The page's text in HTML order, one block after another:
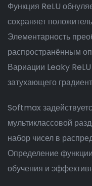
Функция ReLU
сохраняет
Элементарность
распространённым
Вариации Leaky
затухающего
Softmax
мультиклассовой
набор чисел в
Определение
обучения и